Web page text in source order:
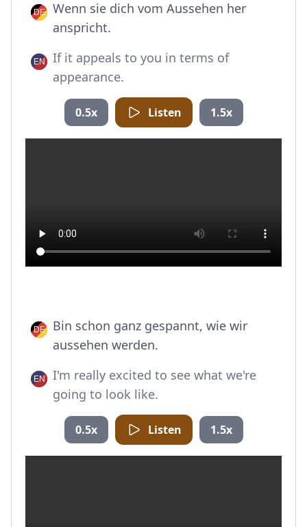
Wenn sie dich vom Aussehen her
anspricht.
If it appeals to you in terms of
appearance.
0.5x Listen 1.5x
Bin schon ganz gespannt, wie wir
aussehen werden.
I'm really excited to see what we're
going to look like.
0.5x Listen 1.5x